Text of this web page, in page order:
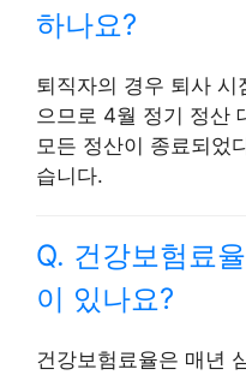
하나요?
퇴직자의 경우 퇴사 시
으므로 4월 정기 정산
모든 정산이 종료되었
습니다.
Q. 건강보험료
이 있나요?
건강보험료율은 매년